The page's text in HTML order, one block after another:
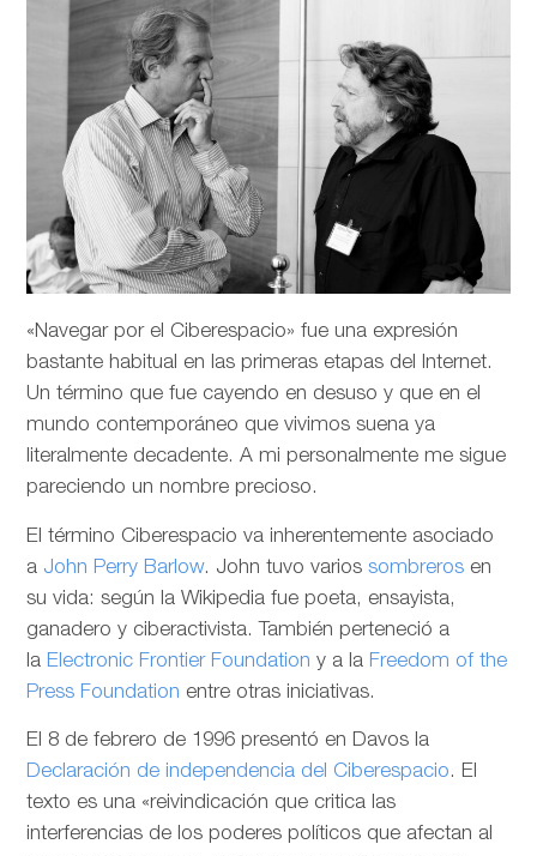
«Navegar por el Ciberespacio» fue una expresión
bastante habitual en las primeras etapas del Internet.
Un término que fue cayendo en desuso y que en el
mundo contemporáneo que vivimos suena ya
literalmente decadente. A mi personalmente me sigue
pareciendo un nombre precioso.
El término Ciberespacio va inherentemente asociado
a John Perry Barlow. John tuvo variossombreros en
su vida: según la Wikipedia fue poeta, ensayista,
ganadero y ciberactivista. También perteneció a
la Electronic Frontier Foundation y a la Freedom of the
Press Foundation entre otras iniciativas.
El 8 de febrero de 1996 presentó en Davos la
Declaración de independencia del Ciberespacio. El
texto es una «reivindicación que critica las
interferencias de los poderes políticos que afectan al